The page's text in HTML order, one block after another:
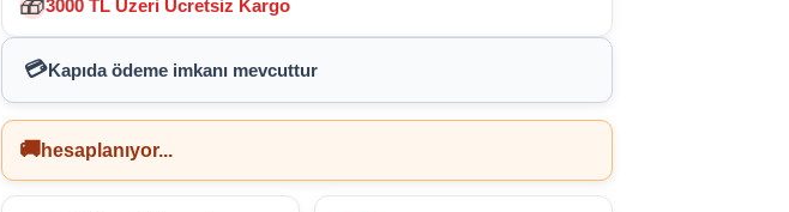
3000 TL Üzeri Ücretsiz Kargo
💳Kapıda ödeme imkanı mevcuttur
🚚hesaplanıyor...